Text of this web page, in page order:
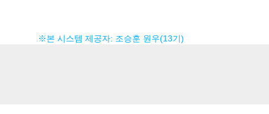
※본 시스템 제공자: 조승훈 원우(13기)